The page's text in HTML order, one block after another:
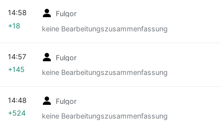
Fulgor
keine Bearbeitungszusammenfassung
14:58
+18
Fulgor
keine Bearbeitungszusammenfassung
14:57
+145
Fulgor
keine Bearbeitungszusammenfassung
14:48
+524